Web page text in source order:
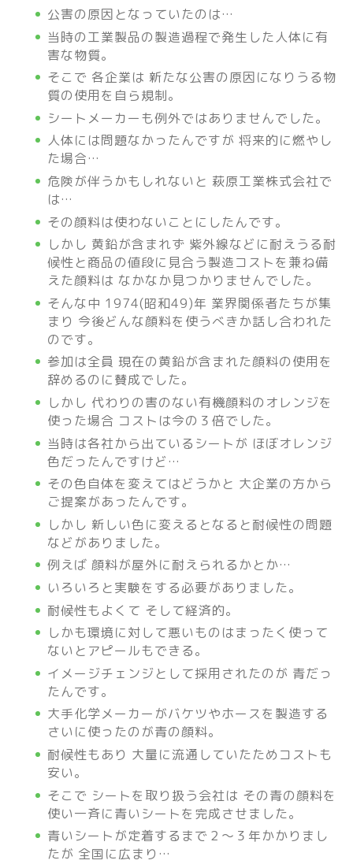
公害の原因となっていたのは…
当時の工業製品の製造過程で発生した人体に有
害な物質。
そこで 各企業は 新たな公害の原因になりうる物
質の使用を自ら規制。
シートメーカーも例外ではありませんでした。
人体には問題なかったんですが 将来的に燃やし
た場合…
危険が伴うかもしれないと 萩原工業株式会社で
は…
その顔料は使わないことにしたんです。
しかし 黄鉛が含まれず 紫外線などに耐えうる耐
候性と商品の値段に見合う製造コストを兼ね備
えた顔料は なかなか見つかりませんでした。
そんな中 1974(昭和49)年 業界関係者たちが集
まり 今後どんな顔料を使うべきか話し合われた
のです。
参加は全員 現在の黄鉛が含まれた顔料の使用を
辞めるのに賛成でした。
しかし 代わりの害のない有機顔料のオレンジを
使った場合 コストは今の３倍でした。
当時は各社から出ているシートが ほぼオレンジ
色だったんですけど…
その色自体を変えてはどうかと 大企業の方から
ご提案があったんです。
しかし 新しい色に変えるとなると耐候性の問題
などがありました。
例えば 顔料が屋外に耐えられるかとか…
いろいろと実験をする必要がありました。
耐候性もよくて そして経済的。
しかも環境に対して悪いものはまったく使って
ないとアピールもできる。
イメージチェンジとして採用されたのが 青だっ
たんです。
大手化学メーカーがバケツやホースを製造する
さいに使ったのが青の顔料。
耐候性もあり 大量に流通していたためコストも
安い。
そこで シートを取り扱う会社は その青の顔料を
使い一斉に青いシートを完成させました。
青いシートが定着するまで２～３年かかりまし
たが 全国に広まり…